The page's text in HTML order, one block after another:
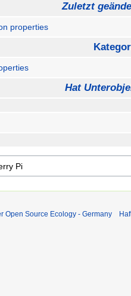
Zuletzt
properties
Hat
Open Source Ecology - Germany